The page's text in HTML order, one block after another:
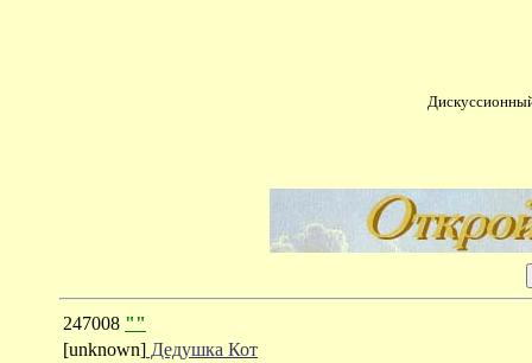
247008 ""
[unknown] Дедушка Кот